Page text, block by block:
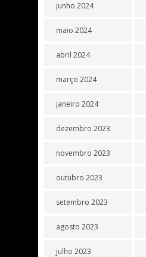
junho 2024
maio 2024
abril 2024
março 2024
janeiro 2024
dezembro 2023
novembro 2023
outubro 2023
setembro 2023
agosto 2023
julho 2023